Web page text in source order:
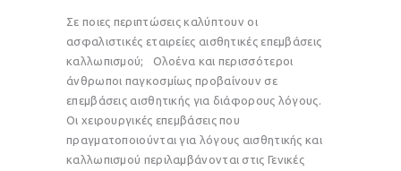
Σε ποιες περιπτώσεις καλύπτουν οι
ασφαλιστικές εταιρείες αισθητικές επεμβάσεις
καλλωπισμού; Ολοένα και περισσότεροι
άνθρωποι παγκοσμίως προβαίνουν σε
επεμβάσεις αισθητικής για διάφορους λόγους.
Οι χειρουργικές επεμβάσεις που
πραγματοποιούνται για λόγους αισθητικής και
καλλωπισμού περιλαμβάνονται στις Γενικές